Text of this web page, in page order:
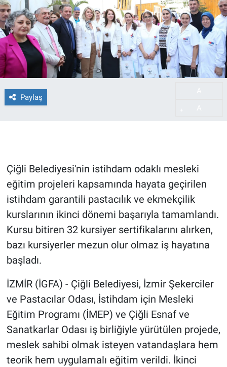
Paylaş
Çiğli Belediyesi'nin istihdam odaklı mesleki
eğitim projeleri kapsamında hayata geçirilen
istihdam garantili pastacılık ve ekmekçilik
kurslarının ikinci dönemi başarıyla tamamlandı.
Kursu bitiren 32 kursiyer sertifikalarını alırken,
bazı kursiyerler mezun olur olmaz iş hayatına
başladı.
İZMİR (İGFA) - Çiğli Belediyesi, İzmir Şekerciler
ve Pastacılar Odası, İstihdam için Mesleki
Eğitim Programı (İMEP) ve Çiğli Esnaf ve
Sanatkarlar Odası iş birliğiyle yürütülen projede,
meslek sahibi olmak isteyen vatandaşlara hem
teorik hem uygulamalı eğitim verildi. İkinci